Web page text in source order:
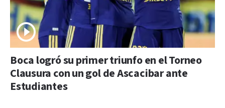
Boca logró su primer triunfo en el Torneo
Clausura con un gol de Ascacibar ante
Estudiantes